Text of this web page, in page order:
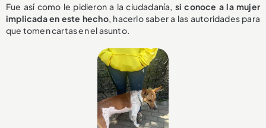
Fue así como le pidieron a la ciudadanía, si conoce a la mujer
implicada en este hecho, hacerlo saber a las autoridades para
que tomen cartas en el asunto.